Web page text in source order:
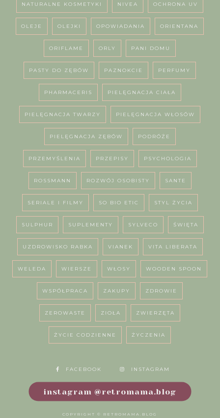
NATURALNE KOSMETYKI NIVEA OCHRONA UV
OLEJE OLEJKI OPOWIADANIA ORIENTANA
ORIFLAME ORLY PANI DOMU
PASTY DO ZĘBÓW PAZNOKCIE PERFUMY
PHARMACERIS PIELĘGNACJA CIAŁA
PIELĘGNACJA TWARZY PIELĘGNACJA WŁOSÓW
PIELĘGNACJA ZĘBÓW PODRÓŻE
PRZEMYŚLENIA PRZEPISY PSYCHOLOGIA
ROSSMANN ROZWÓJ OSOBISTY SANTE
SERIALE I FILMY SO BIO ETIC STYL ŻYCIA
SULPHUR SUPLEMENTY SYLVECO ŚWIĘTA
UZDROWISKO RABKA VIANEK VITA LIBERATA
WELEDA WIERSZE WŁOSY WOODEN SPOON
WSPÓŁPRACA ZAKUPY ZDROWIE
ZEROWASTE ZIOŁA ZWIERZĘTA
ŻYCIE CODZIENNE ŻYCZENIA
FACEBOOK INSTAGRAM
instagram @retromama.blog
COPYRIGHT © RETROMAMA.BLOG